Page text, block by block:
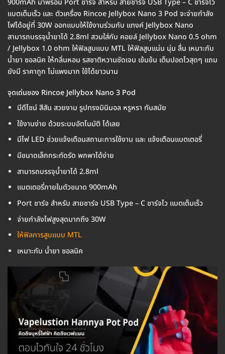
900mAh มาพร้อม Port ชาร์จ สำหรับ สายชาร์จ USB Type – C ชาร์จไว
แบตเต็มเร็ว และ ตัวเครื่อง Rincoe Jellybox Nano 3 Pod จะจ่ายกำลัง
ไฟได้อยู่ที่ 30W ออกแบบให้ใช้งานร่วมกับ แทงค์ Jellybox Nano
สามารถบรรจุน้ำยาได้ 2.8ml สวมใส่กับ คอยล์ Jellybox Nano 0.5 ohm
/ Jellybox 1.0 ohm ให้ฟิลสูบแบบ MTL ให้ฟิลสูบแน่น นุ่ม ลื่น เหมาะกับ
น้ำยา ซอลนิค ให้กลิ่นหอม รสชาติหวานชัดเจน เข้มข้น เต็มปอดไวสุดๆ แถม
ยังมี ราคาถูก ไม่แพงมาก ใช้ได้ยาวนาน
จุดเด่นของ Rincoe Jellybox Nano 3 Pod
มีดีไซน์ สีสัน สวยงาม รูปทรงมินิมอล หรูหรา ทันสมัย
ใช้งานง่าย ด้วยระบบอัตโนมัติ ได้เลย
มีไฟ LED ช่วยแจ้งเตือนสถานะการใช้งาน และ แจ้งเตือนแบตเตอรี่
มีขนาดเล็กกระทัดรัด พกพาได้ง่าย
สามารถบรรจุน้ำยาได้ 2.8ml
แบตเตอรี่ภายในตัวขนาด 900mAh
Port ชาร์จ สำหรับ สายชาร์จ USB Type – C ชาร์จไว แบตเต็มเร็ว
จ่ายกำลังไฟสูงสุดมากถึง 30W
ให้ฟิลการสูบแบบ MTL
เหมาะกับ น้ำยา ซอลนิค